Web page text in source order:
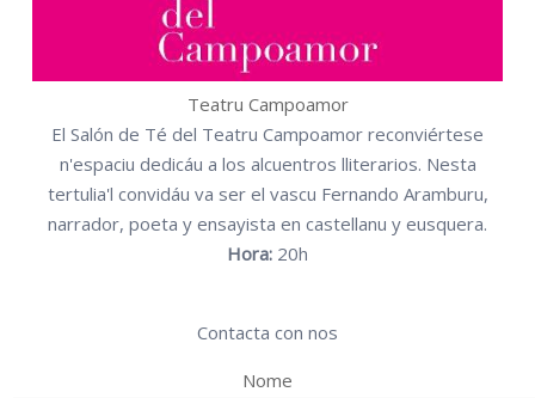
Teatru Campoamor
El Salón de Té del Teatru Campoamor reconviértese
n'espaciu dedicáu a los alcuentros lliterarios. Nesta
tertulia'l convidáu va ser el vascu Fernando Aramburu,
narrador, poeta y ensayista en castellanu y eusquera.
Hora: 20h
Contacta con nos
Nome